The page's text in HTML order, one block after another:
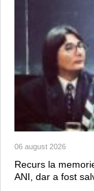
06 august 2026
Recurs la
ANI, dar a fost